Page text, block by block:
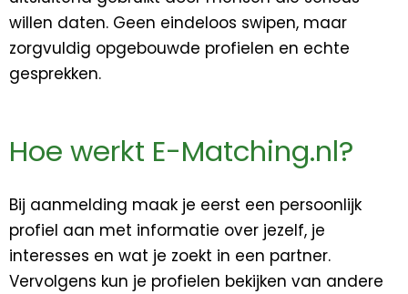
willen daten. Geen eindeloos swipen, maar
zorgvuldig opgebouwde profielen en echte
gesprekken.
Hoe werkt E-Matching.nl?
Bij aanmelding maak je eerst een persoonlijk
profiel aan met informatie over jezelf, je
interesses en wat je zoekt in een partner.
Vervolgens kun je profielen bekijken van andere